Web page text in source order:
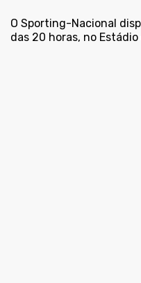
O Sporting-Nacional
das 20 horas, no